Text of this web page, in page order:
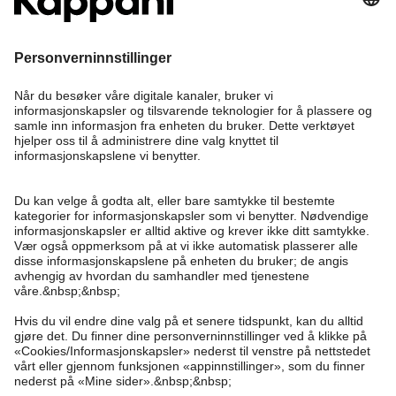
Bli medlem
Kundeservice
Vanlige spørsmål
Bestilling
Kontakt oss
Finn butikk
Kappahl Club
Logg inn
Kappahl Club
Medlemsvilkår
Om oss
Bærekraft
Jobbe hos oss
Vilkår & retningslinjer
Kjøpsvilkår
Mer fra oss